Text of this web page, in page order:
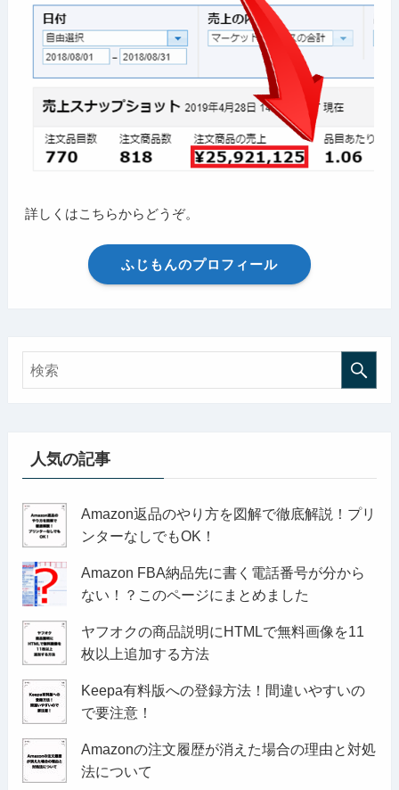
詳しくはこちらからどうぞ。
ふじもんのプロフィール
人気の記事
Amazon返品のやり方を図解で徹底解説！プリ
ンターなしでもOK！
Amazon FBA納品先に書く電話番号が分から
ない！？このページにまとめました
ヤフオクの商品説明にHTMLで無料画像を11
枚以上追加する方法
Keepa有料版への登録方法！間違いやすいの
で要注意！
Amazonの注文履歴が消えた場合の理由と対処
法について